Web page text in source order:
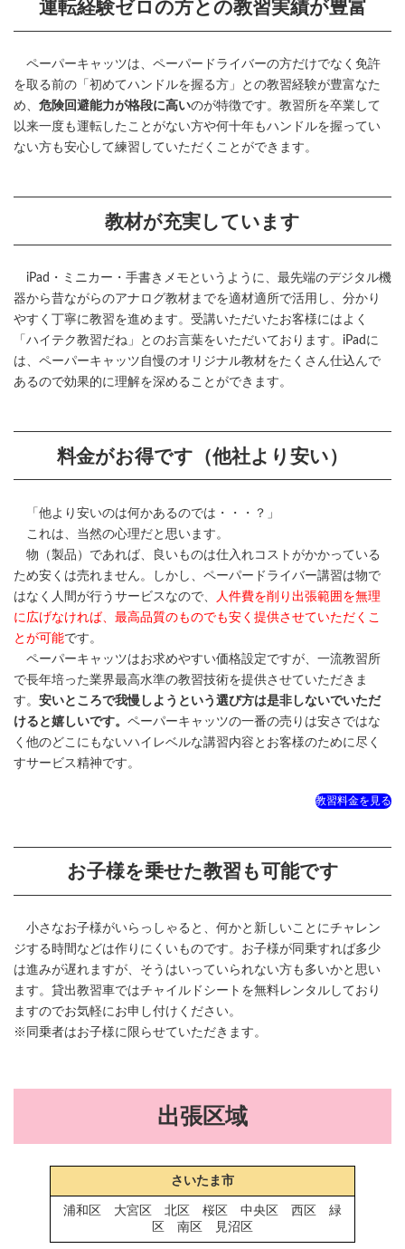
運転経験ゼロの方との教習実績が豊富
ペーパーキャッツは、ペーパードライバーの方だけでなく免許
を取る前の「初めてハンドルを握る方」との教習経験が豊富なた
め、 危険回避能力が格段に高いのが特徴です。教習所を卒業して
以来一度も運転したことがない方や何十年もハンドルを握ってい
ない方も安心して練習していただくことができます。
教材が充実しています
iPad・ミニカー・手書きメモというように、最先端のデジタル機
器から昔ながらのアナログ教材までを適材適所で活用し、分かり
やすく丁寧に教習を進めます。受講いただいたお客様にはよく
「ハイテク教習だね」とのお言葉をいただいております。iPadに
は、ペーパーキャッツ自慢のオリジナル教材をたくさん仕込んで
あるので効果的に理解を深めることができます。
料金がお得です（他社より安い）
「他より安いのは何かあるのでは・・・？」
これは、当然の心理だと思います。
物（製品）であれば、良いものは仕入れコストがかかっている
ため安くは売れません。しかし、ペーパードライバー講習は物で
はなく人間が行うサービスなので、
人件費を削り出張範囲を無理
に広げなければ、最高品質のものでも安く提供させていただくこ
とが可能です。
ペーパーキャッツはお求めやすい価格設定ですが、一流教習所
で長年培った業界最高水準の教習技術を提供させていただきま
す。 安いところで我慢しようという選び方は是非しないでいただ
けると嬉しいです。 ペーパーキャッツの一番の売りは安さではな
く他のどこにもないハイレベルな講習内容とお客様のために尽く
すサービス精神です。
教習料金を見る
お子様を乗せた教習も可能です
小さなお子様がいらっしゃると、何かと新しいことにチャレン
ジする時間などは作りにくいものです。お子様が同乗すれば多少
は進みが遅れますが、そうはいっていられない方も多いかと思い
ます。貸出教習車ではチャイルドシートを無料レンタルしており
ますのでお気軽にお申し付けください。
※同乗者はお子様に限らせていただきます。
出張区域
さいたま市
浦和区 大宮区 北区 桜区 中央区 西区 緑
区 南区 見沼区